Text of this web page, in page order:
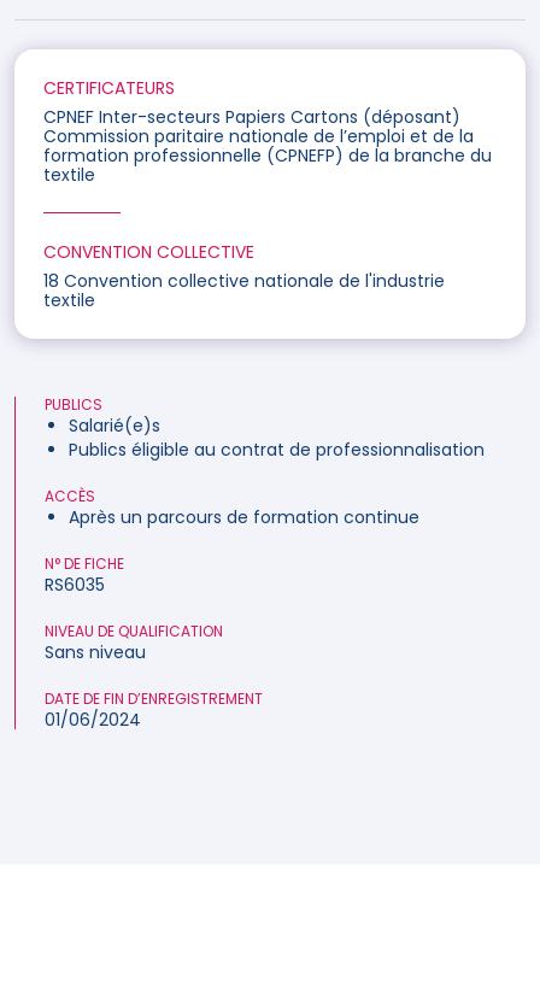
CERTIFICATEURS
CPNEF Inter-secteurs Papiers Cartons (déposant)
Commission paritaire nationale de l’emploi et de la
formation professionnelle (CPNEFP) de la branche du
textile
CONVENTION COLLECTIVE
18 Convention collective nationale de l'industrie
textile
PUBLICS
Salarié(e)s
Publics éligible au contrat de professionnalisation
ACCÈS
Après un parcours de formation continue
N° DE FICHE
RS6035
NIVEAU DE QUALIFICATION
Sans niveau
DATE DE FIN D’ENREGISTREMENT
01/06/2024